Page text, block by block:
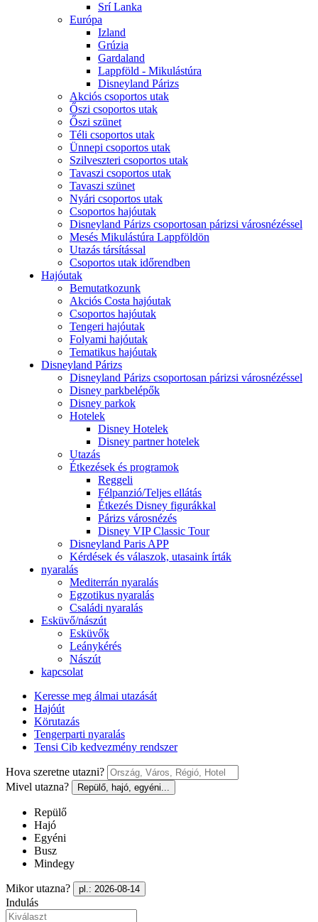
Srí Lanka
Európa
Izland
Grúzia
Gardaland
Lappföld - Mikulástúra
Disneyland Párizs
Akciós csoportos utak
Őszi csoportos utak
Őszi szünet
Téli csoportos utak
Ünnepi csoportos utak
Szilveszteri csoportos utak
Tavaszi csoportos utak
Tavaszi szünet
Nyári csoportos utak
Csoportos hajóutak
Disneyland Párizs csoportosan párizsi városnézéssel
Mesés Mikulástúra Lappföldön
Utazás társítással
Csoportos utak időrendben
Hajóutak
Bemutatkozunk
Akciós Costa hajóutak
Csoportos hajóutak
Tengeri hajóutak
Folyami hajóutak
Tematikus hajóutak
Disneyland Párizs
Disneyland Párizs csoportosan párizsi városnézéssel
Disney parkbelépők
Disney parkok
Hotelek
Disney Hotelek
Disney partner hotelek
Utazás
Étkezések és programok
Reggeli
Félpanzió/Teljes ellátás
Étkezés Disney figurákkal
Párizs városnézés
Disney VIP Classic Tour
Disneyland Paris APP
Kérdések és válaszok, utasaink írták
nyaralás
Mediterrán nyaralás
Egzotikus nyaralás
Családi nyaralás
Esküvő/nászút
Esküvők
Leánykérés
Nászút
kapcsolat
Keresse meg álmai utazását
Hajóút
Körutazás
Tengerparti nyaralás
Tensi Cib kedvezmény rendszer
Hova szeretne utazni?
Mivel utazna?
Repülő, hajó, egyéni...
Repülő
Hajó
Egyéni
Busz
Mindegy
Mikor utazna? pl.: 2026-08-14
Indulás